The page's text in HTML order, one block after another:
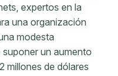
expertos en la
una organización
modesta
un aumento
millones de dólares